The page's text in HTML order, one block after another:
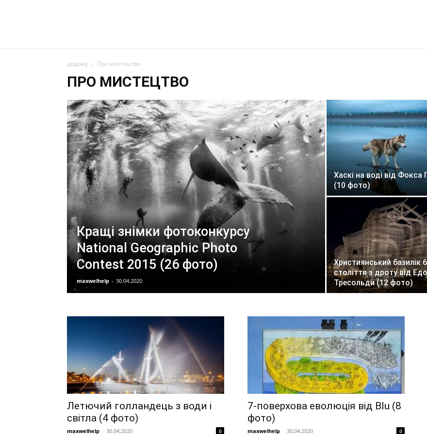
додому Про мистецтво
ПРО МИСТЕЦТВО
Кращі знімки фотоконкурсу
National Geographic Photo
Contest 2015 (26 фото)
maxwelhelp - 30.04.2020
Хаскі на воді від Фокса
(10 фото)
Християнський базилік 6
століття з дроту від
Тресольди (12 фото)
Летючий голландець з води і
світла (4 фото)
maxwelhelp - 30.04.2020 0
7-поверхова еволюція від Blu (8
фото)
maxwelhelp - 30.04.2020 0